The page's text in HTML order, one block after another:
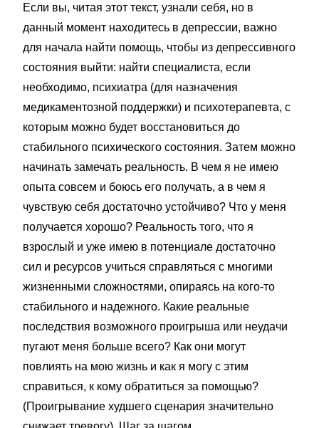
Если вы, читая этот текст, узнали себя, но в
данный момент находитесь в депрессии, важно
для начала найти помощь, чтобы из депрессивного
состояния выйти: найти специалиста, если
необходимо, психиатра (для назначения
медикаментозной поддержки) и психотерапевта, с
которым можно будет восстановиться до
стабильного психического состояния. Затем можно
начинать замечать реальность. В чем я не имею
опыта совсем и боюсь его получать, а в чем я
чувствую себя достаточно устойчиво? Что у меня
получается хорошо? Реальность того, что я
взрослый и уже имею в потенциале достаточно
сил и ресурсов учиться справляться с многими
жизненными сложностями, опираясь на кого-то
стабильного и надежного. Какие реальные
последствия возможного проигрыша или неудачи
пугают меня больше всего? Как они могут
повлиять на мою жизнь и как я могу с этим
справиться, к кому обратиться за помощью?
(Проигрывание худшего сценария значительно